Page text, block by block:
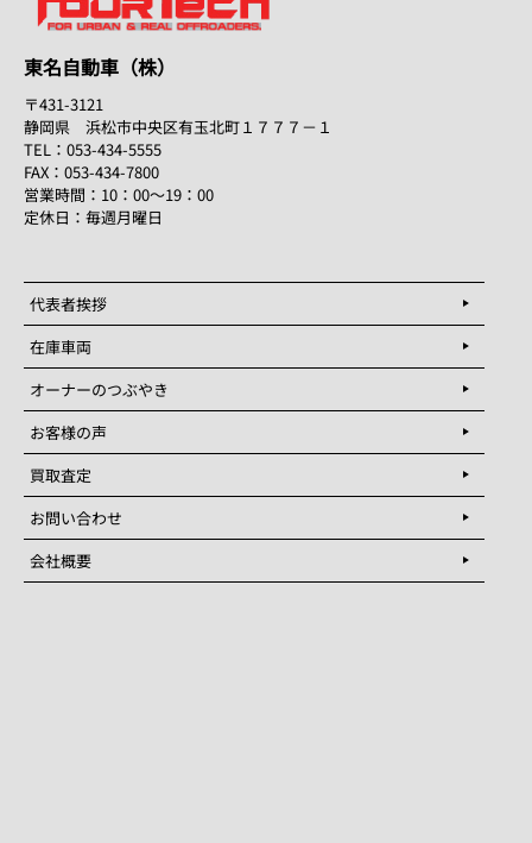
東名自動車（株）
〒431-3121
静岡県 浜松市中央区有玉北町１７７７－１
TEL：053-434-5555
FAX：053-434-7800
営業時間：10：00～19：00
定休日：毎週月曜日
代表者挨拶
在庫車両
オーナーのつぶやき
お客様の声
買取査定
お問い合わせ
会社概要